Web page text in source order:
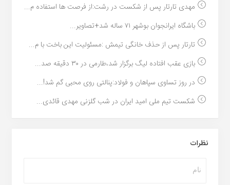
مهدی تارتار پس از شکست در رشت:از فرصت ها استفاده م...
باشگاه ایرانجوان بوشهر ۷۱ ساله شد+تصاویر...
تارتار پس از حذف خانگی تیمش :مسئولیت این باخت با م...
بازی عقب افتاده لیگ برگزار شد،طارمی در ۳۰ دقیقه صد...
در روز تساوی سپاهان و فولاد:پنالتی روی محبی گم شد!...
شکست تیم ملی امید ایران در شب گلزنی مهدی قائدی...
نظرات